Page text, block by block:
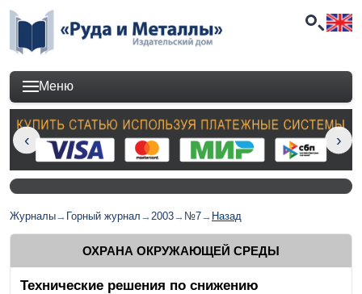
Меню
Журналы→ Горный журнал →2003→ №7→ Назад
ОХРАНА ОКРУЖАЮЩЕЙ СРЕДЫ
Технические решения по снижению